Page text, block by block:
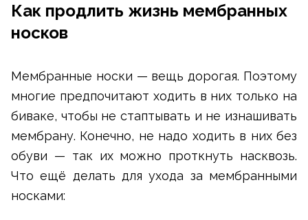
Как продлить жизнь мембранных
носков
Мембранные носки — вещь дорогая. Поэтому
многие предпочитают ходить в них только на
биваке, чтобы не стаптывать и не изнашивать
мембрану. Конечно, не надо ходить в них без
обуви — так их можно проткнуть насквозь.
Что ещё делать для ухода за мембранными
носками: